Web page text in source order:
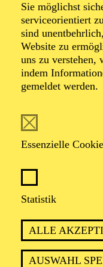
Sie möglichst
serviceorientiert
sind
Website zu
uns zu verstehen,
indem
gemeldet werden.
Essenzielle
Statistik
ALLE
AUSWAHLin der